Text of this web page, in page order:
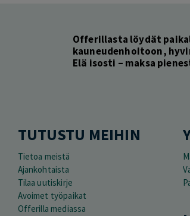
Offerillasta löydät
kauneudenhoitoon,
Elä isosti – maksa
TUTUSTU MEIHIN
Tietoa meistä
Ajankohtaista
Tilaa uutiskirje
Avoimet työpaikat
Offerilla mediassa